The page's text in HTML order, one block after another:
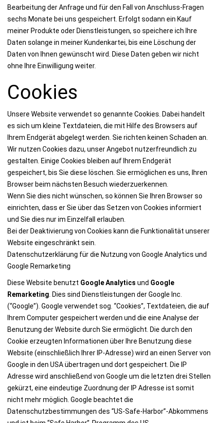
Bearbeitung der Anfrage und für den Fall von Anschluss-Fragen
sechs Monate bei uns gespeichert. Erfolgt sodann ein Kauf
meiner Produkte oder Dienstleistungen, so speichere ich Ihre
Daten solange in meiner Kundenkartei, bis eine Löschung der
Daten von Ihnen gewünscht wird. Diese Daten geben wir nicht
ohne Ihre Einwilligung weiter.
Cookies
Unsere Website verwendet so genannte Cookies. Dabei handelt
es sich um kleine Textdateien, die mit Hilfe des Browsers auf
Ihrem Endgerät abgelegt werden. Sie richten keinen Schaden an.
Wir nutzen Cookies dazu, unser Angebot nutzerfreundlich zu
gestalten. Einige Cookies bleiben auf Ihrem Endgerät
gespeichert, bis Sie diese löschen. Sie ermöglichen es uns, Ihren
Browser beim nächsten Besuch wiederzuerkennen.
Wenn Sie dies nicht wünschen, so können Sie Ihren Browser so
einrichten, dass er Sie über das Setzen von Cookies informiert
und Sie dies nur im Einzelfall erlauben.
Bei der Deaktivierung von Cookies kann die Funktionalität unserer
Website eingeschränkt sein.
Datenschutzerklärung für die Nutzung von Google Analytics und
Google Remarketing
Diese Website benutzt Google Analytics und Google
Remarketing . Dies sind Dienstleistungen der Google Inc.
(“Google”). Google verwendet sog. “Cookies”, Textdateien, die auf
Ihrem Computer gespeichert werden und die eine Analyse der
Benutzung der Website durch Sie ermöglicht. Die durch den
Cookie erzeugten Informationen über Ihre Benutzung diese
Website (einschließlich Ihrer IP-Adresse) wird an einen Server von
Google in den USA übertragen und dort gespeichert. Die IP
Adresse wird anschließend von Google um die letzten drei Stellen
gekürzt, eine eindeutige Zuordnung der IP Adresse ist somit
nicht mehr möglich. Google beachtet die
Datenschutzbestimmungen des “US-Safe-Harbor”-Abkommens